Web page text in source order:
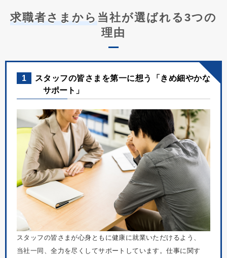
求職者さまから 当社が選ばれる3つの
理由
1
スタッフの皆さまを第一に想う「きめ細やかな
サポート」
スタッフの皆さまが心身ともに健康に就業いただけるよう、
当社一同、全力を尽くしてサポートしています。仕事に関す